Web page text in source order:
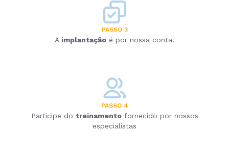
PASSO 3
A implantação é por nossa conta!
PASSO 4
Participe do treinamentofornecido por nossos
especialistas